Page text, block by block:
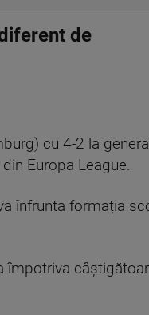
de
cu 4-2 la
Europa League.
înfrunta formația
împotriva